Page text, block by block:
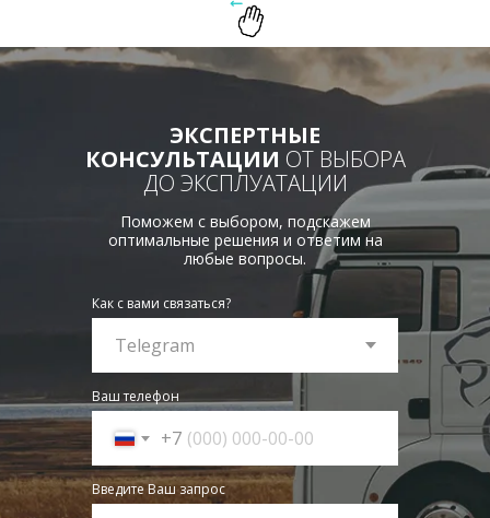
ЭКСПЕРТНЫЕ
КОНСУЛЬТАЦИИ ОТ ВЫБОРА
ДО ЭКСПЛУАТАЦИИ
Поможем с выбором, подскажем
оптимальные решения и ответим на
любые вопросы.
Как с вами связаться?
Ваш телефон
+7
Введите Ваш запрос